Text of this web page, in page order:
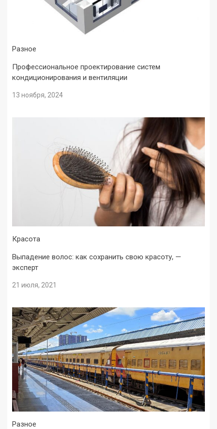
Разное
Профессиональное проектирование систем
кондиционирования и вентиляции
13 ноября, 2024
Красота
Выпадение волос: как сохранить свою красоту, —
эксперт
21 июля, 2021
Разное